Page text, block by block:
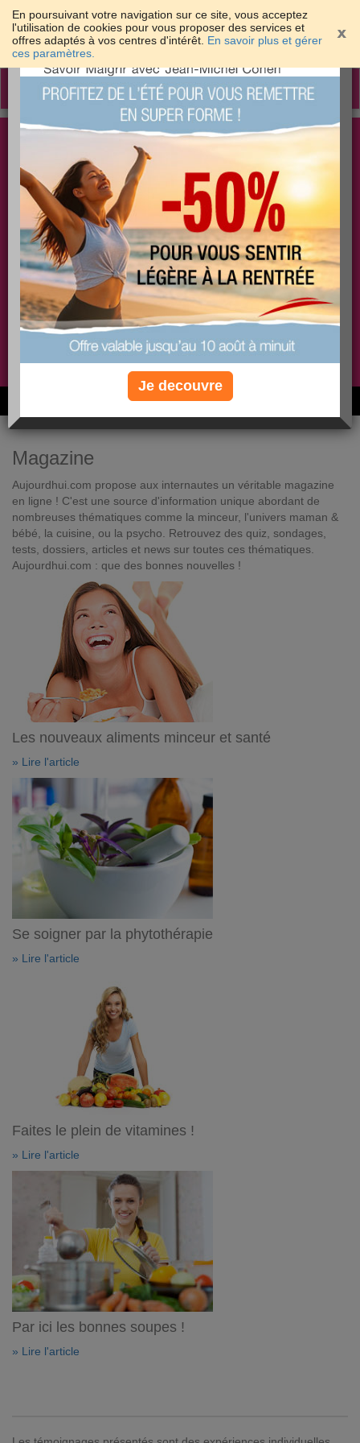
En poursuivant votre navigation sur ce site, vous acceptez
l'utilisation de cookies pour vous proposer des services et
offres adaptés à vos centres d'intérêt. En savoir plus et gérer
ces paramètres.
Toggle
Les meilleures solutions pour maigrir et être bien
dans sa peau
PLUS
EFFICACE
PLUS
SANTÉ
PLUS
COACHING
Non, je préfère le régime gratuit
6M de personnes ont maigri et réappris à manger avec nous
Magazine
Aujourdhui.com propose aux internautes un véritable magazine
en ligne ! C'est une source d'information unique abordant de
nombreuses thématiques comme la minceur, l'univers maman &
bébé, la cuisine, ou la psycho. Retrouvez des quiz, sondages,
tests, dossiers, articles et news sur toutes ces thématiques.
Aujourdhui.com : que des bonnes nouvelles !
Les nouveaux aliments minceur et santé
» Lire l'article
Se soigner par la phytothérapie
» Lire l'article
Faites le plein de vitamines !
» Lire l'article
Par ici les bonnes soupes !
» Lire l'article
×
Je decouvre